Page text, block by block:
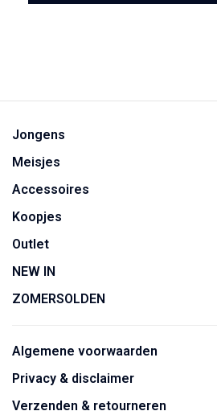
Jongens
Meisjes
Accessoires
Koopjes
Outlet
NEW IN
ZOMERSOLDEN
Algemene voorwaarden
Privacy & disclaimer
Verzenden & retourneren